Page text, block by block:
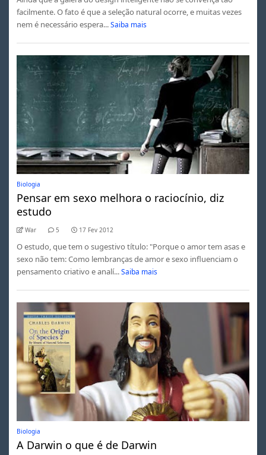
facilmente. O fato é que a seleção natural ocorre, e muitas vezes
nem é necessário espera... Saiba mais
Biologia
Pensar em sexo melhora o raciocínio, diz
estudo
War 5 17 Fev 2012
O estudo, que tem o sugestivo título: "Porque o amor tem asas e
sexo não tem: Como lembranças de amor e sexo influenciam o
pensamento criativo e analí... Saiba mais
Biologia
A Darwin o que é de Darwin